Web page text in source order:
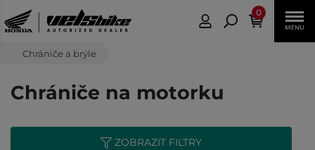
0
Chrániče a brýle
Chrániče na motorku
ZOBRAZIT FILTRY